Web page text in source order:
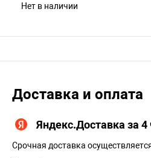
Нет в наличии
Доставка и оплата
Яндекс.Доставка за 4
Срочная доставка